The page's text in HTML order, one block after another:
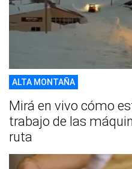
ALTA MONTAÑA
Mirá en vivo cómo
trabajo de las
ruta